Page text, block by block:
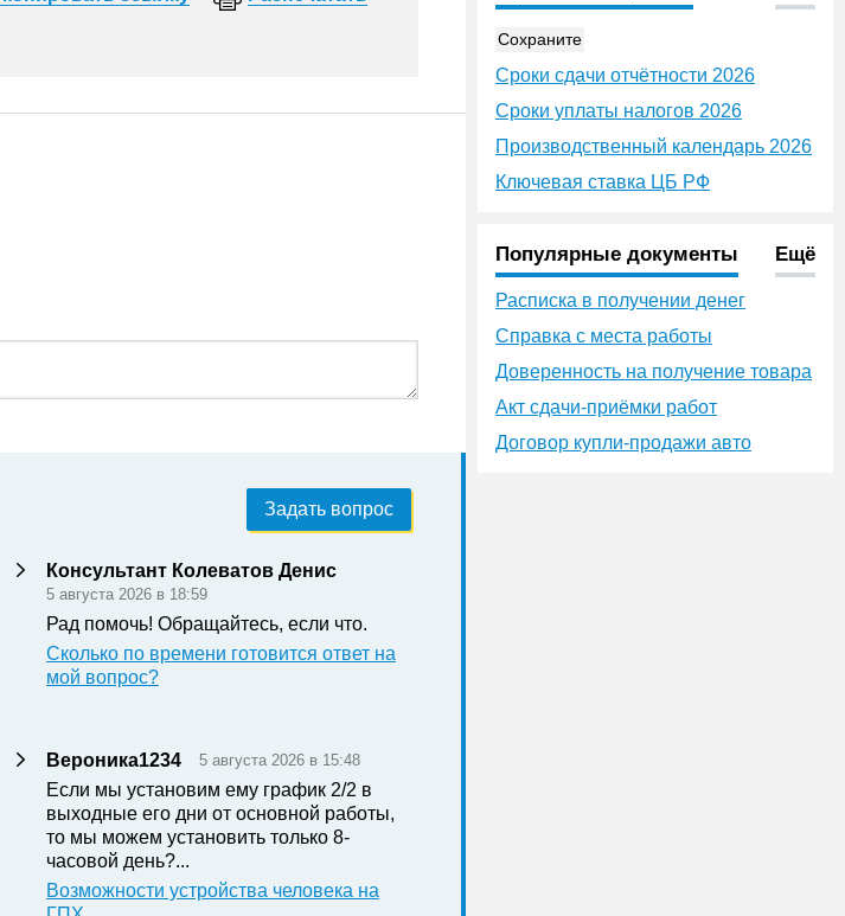
Задать вопрос
Консультант Колеватов Денис
5 августа 2026 в 18:59
Рад помочь! Обращайтесь, если что.
Сколько по времени готовится ответ на
мой вопрос?
Вероника1234 5 августа 2026 в 15:48
Если мы установим ему график 2/2 в
выходные его дни от основной работы,
то мы можем установить только 8-
часовой день?...
Возможности устройства человека на
Сохраните
Сроки сдачи отчётности 2026
Сроки уплаты налогов 2026
Производственный календарь 2026
Ключевая ставка ЦБ РФ
Популярные документы Ещё
Расписка в получении денег
Справка с места работы
Доверенность на получение товара
Акт сдачи-приёмки работ
Договор купли-продажи авто